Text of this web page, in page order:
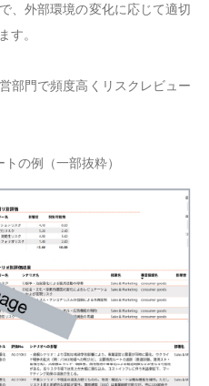
、外部環境の変化に応じて適切
す。
部門で頻度高くリスクレビュー
の例（一部抜粋）